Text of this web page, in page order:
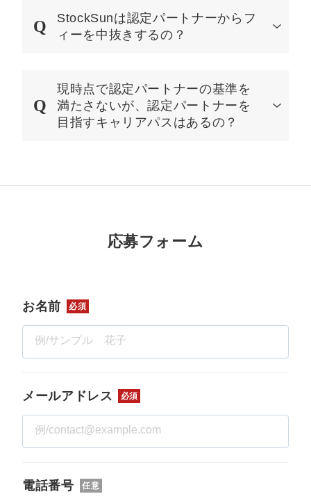
StockSunは認定パートナーからフ
ィーを中抜きするの？
現時点で認定パートナーの基準を
満たさないが、認定パートナーを
目指すキャリアパスはあるの？
応募フォーム
お名前 必須
メールアドレス 必須
電話番号 任意